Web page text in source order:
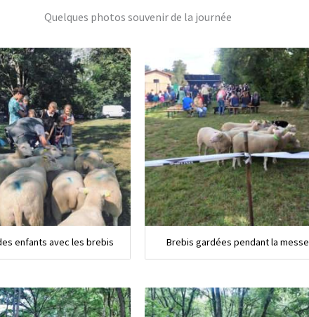
Quelques photos souvenir de la journée
enfants avec les brebis Brebis gardées pendant la messe